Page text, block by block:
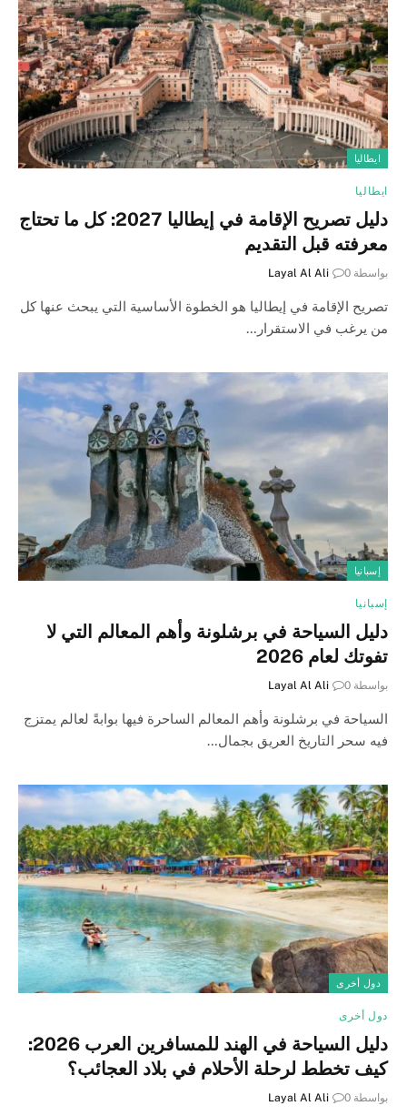
ايطاليا
ايطاليا
دليل تصريح الإقامة في إيطاليا 2027: كل ما تحتاج
معرفته قبل التقديم
بواسطة Layal Al Ali 0
تصريح الإقامة في إيطاليا هو الخطوة الأساسية التي يبحث عنها كل
من يرغب في الاستقرار…
إسبانيا
إسبانيا
دليل السياحة في برشلونة وأهم المعالم التي لا
تفوتك لعام 2026
بواسطة Layal Al Ali 0
السياحة في برشلونة وأهم المعالم الساحرة فيها بوابةً لعالم يمتزج
فيه سحر التاريخ العريق بجمال…
دول أخرى
دول أخرى
دليل السياحة في الهند للمسافرين العرب 2026:
كيف تخطط لرحلة الأحلام في بلاد العجائب؟
بواسطة Layal Al Ali 0